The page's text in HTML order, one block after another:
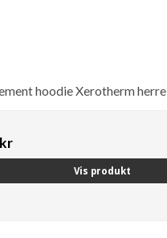
hoodie Xerotherm herre
Vis produkt